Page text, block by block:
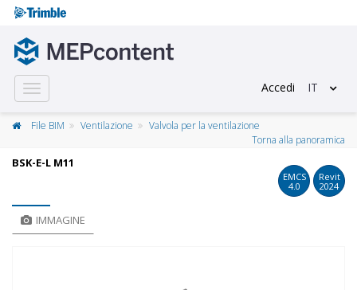
Toggle
navigation
Accedi IT
File BIM Ventilazione
Valvola per la ventilazione
Torna alla panoramica
BSK-E-L M11
EMCS
4.0
Revit
2024
IMMAGINE